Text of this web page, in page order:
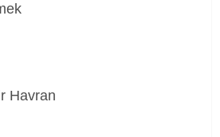
obchodu je 5 z 5 hvězdiček.
Havran
obchodu je 5 z 5 hvězdiček.